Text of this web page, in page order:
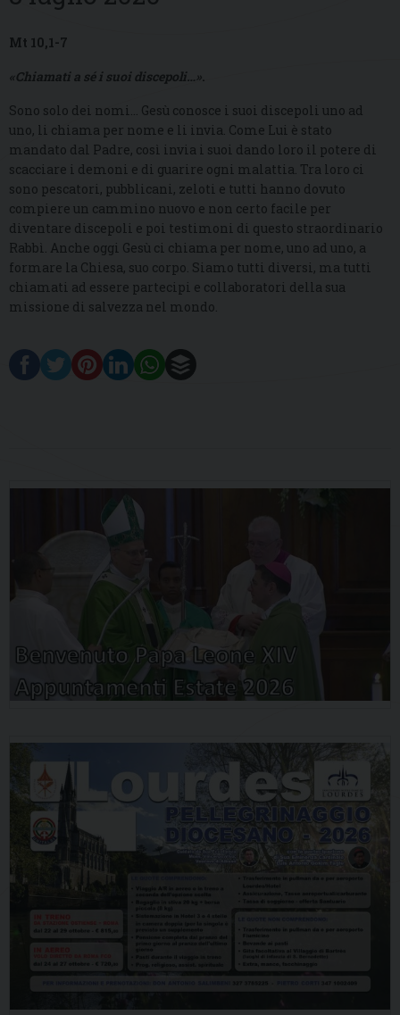
Mt 10,1-7
«Chiamati a sé i suoi discepoli…».
Sono solo dei nomi… Gesù conosce i suoi discepoli uno ad
uno, li chiama per nome e li invia. Come Lui è stato
mandato dal Padre, così invia i suoi dando loro il potere di
scacciare i demoni e di guarire ogni malattia. Tra loro ci
sono pescatori, pubblicani, zeloti e tutti hanno dovuto
compiere un cammino nuovo e non certo facile per
diventare discepoli e poi testimoni di questo straordinario
Rabbì. Anche oggi Gesù ci chiama per nome, uno ad uno, a
formare la Chiesa, suo corpo. Siamo tutti diversi, ma tutti
chiamati ad essere partecipi e collaboratori della sua
missione di salvezza nel mondo.